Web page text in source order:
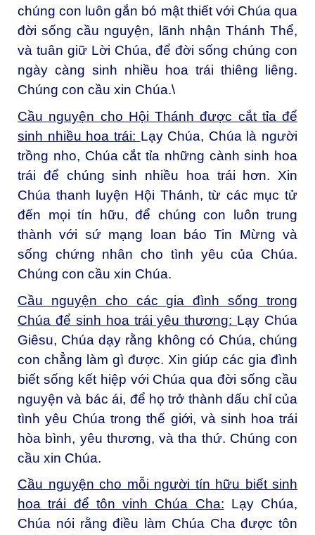
chúng con luôn gắn bó mật thiết với Chúa qua
đời sống cầu nguyện, lãnh nhận Thánh Thể,
và tuân giữ Lời Chúa, để đời sống chúng con
ngày càng sinh nhiều hoa trái thiêng liêng.
Chúng con cầu xin Chúa.\
Cầu nguyện cho Hội Thánh được cắt tỉa để
sinh nhiều hoa trái: Lạy Chúa, Chúa là người
trồng nho, Chúa cắt tỉa những cành sinh hoa
trái để chúng sinh nhiều hoa trái hơn. Xin
Chúa thanh luyện Hội Thánh, từ các mục tử
đến mọi tín hữu, để chúng con luôn trung
thành với sứ mạng loan báo Tin Mừng và
sống chứng nhân cho tình yêu của Chúa.
Chúng con cầu xin Chúa.
Cầu nguyện cho các gia đình sống trong
Chúa để sinh hoa trái yêu thương: Lạy Chúa
Giêsu, Chúa dạy rằng không có Chúa, chúng
con chẳng làm gì được. Xin giúp các gia đình
biết sống kết hiệp với Chúa qua đời sống cầu
nguyện và bác ái, để họ trở thành dấu chỉ của
tình yêu Chúa trong thế giới, và sinh hoa trái
hòa bình, yêu thương, và tha thứ. Chúng con
cầu xin Chúa.
Cầu nguyện cho mỗi người tín hữu biết sinh
hoa trái để tôn vinh Chúa Cha: Lạy Chúa,
Chúa nói rằng điều làm Chúa Cha được tôn